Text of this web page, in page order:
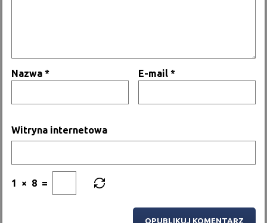
Nazwa* E-mail*
Witryna internetowa
1 × 8 =